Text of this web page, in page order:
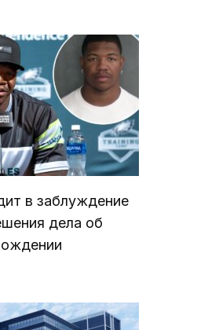
в заблуждение
дела об